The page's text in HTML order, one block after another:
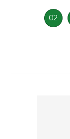
02